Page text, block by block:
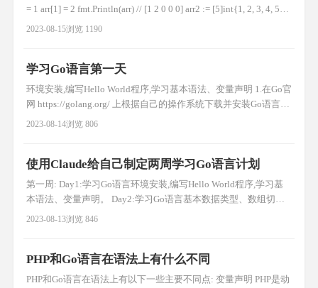
= 1 arr[1] = 2 fmt.Println(arr) // [1 2 0 0 0] arr2 := [5]int{1, 2, 3, 4, 5}
fmt.Println(arr2) 切片 - 引用数组的可变长度片段: slice := arr[1:3] /
2023-08-15浏览 1190
学习Go语言第一天
环境安装,编写Hello World程序,学习基本语法、变量声明 1.在Go官
网 https://golang.org/ 上根据自己的操作系统下载并安装Go语言环
境。 2.设置好GOROOT和GOPATH环境变量,GOROOT指向Go的安
2023-08-14浏览 806
使用Claude给自己制定两周学习Go语言计划
第一周: Day1:学习Go语言环境安装,编写Hello World程序,学习基
本语法、变量声明。 Day2:学习Go语言基本数据类型、数组切片,
流程控制、函数使用。编写简单算法程序。 Day3:学习Go语言包
2023-08-13浏览 846
PHP和Go语言在语法上有什么不同
PHP和Go语言在语法上有以下一些主要不同点: 变量声明 PHP是动